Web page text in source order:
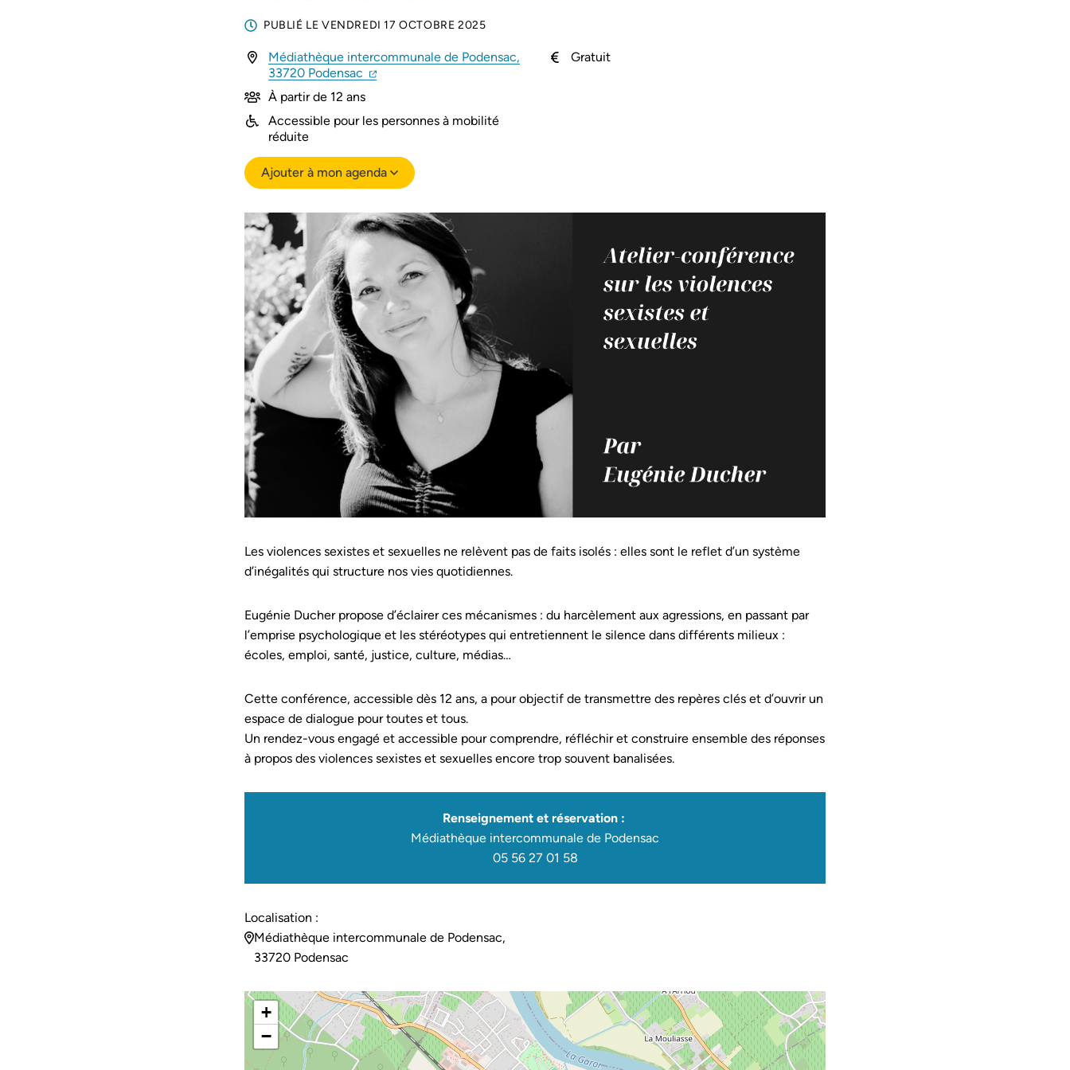
PUBLIÉ LE VENDREDI 17 OCTOBRE 2025
Médiathèque intercommunale de Podensac,
33720 Podensac (ouverture dans un nouvel onglet)
(ouverture dans un nouvel onglet)
À partir de 12 ans
Accessible pour les personnes à mobilité
réduite
Gratuit
Ajouter à mon agenda
Les violences sexistes et sexuelles ne relèvent pas de faits isolés : elles sont le reflet d’un système
d’inégalités qui structure nos vies quotidiennes.
Eugénie Ducher propose d’éclairer ces mécanismes : du harcèlement aux agressions, en passant par
l’emprise psychologique et les stéréotypes qui entretiennent le silence dans différents milieux :
écoles, emploi, santé, justice, culture, médias…
Cette conférence, accessible dès 12 ans, a pour objectif de transmettre des repères clés et d’ouvrir un
espace de dialogue pour toutes et tous.
Un rendez-vous engagé et accessible pour comprendre, réfléchir et construire ensemble des réponses
à propos des violences sexistes et sexuelles encore trop souvent banalisées.
Renseignement et réservation :
Médiathèque intercommunale de Podensac
05 56 27 01 58
Localisation :
Médiathèque intercommunale de Podensac,
33720 Podensac
+
−